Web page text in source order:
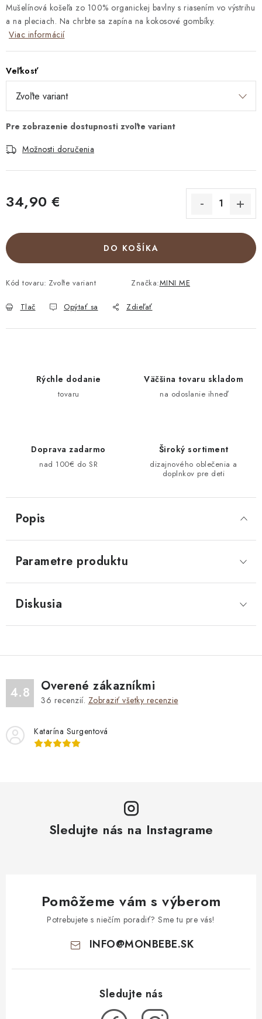
Mušelínová košeľa zo 100% organickej bavlny s riasením vo výstrihu
a na pleciach. Na chrbte sa zapína na kokosové gombíky.
Viac informácií
Veľkosť
Možnosti doručenia
34,90 €
DO KOŠÍKA
Kód tovaru: Zvoľte variant Značka:MINI ME
Tlač Opýtať sa Zdieľať
Rýchle dodanie
tovaru
Väčšina tovaru skladom
na odoslanie ihneď
Doprava zadarmo
nad 100€ do SR
Široký sortiment
dizajnového oblečenia a
doplnkov pre deti
Popis
Parametre produktu
Diskusia
4.8 Overené zákazníkmi
36 recenzií. Zobraziť všetky recenzie
Katarína Surgentová
Sledujte nás na Instagrame
Pomôžeme vám s výberom
Potrebujete s niečím poradiť? Sme tu pre vás!
INFO@MONBEBE.SK